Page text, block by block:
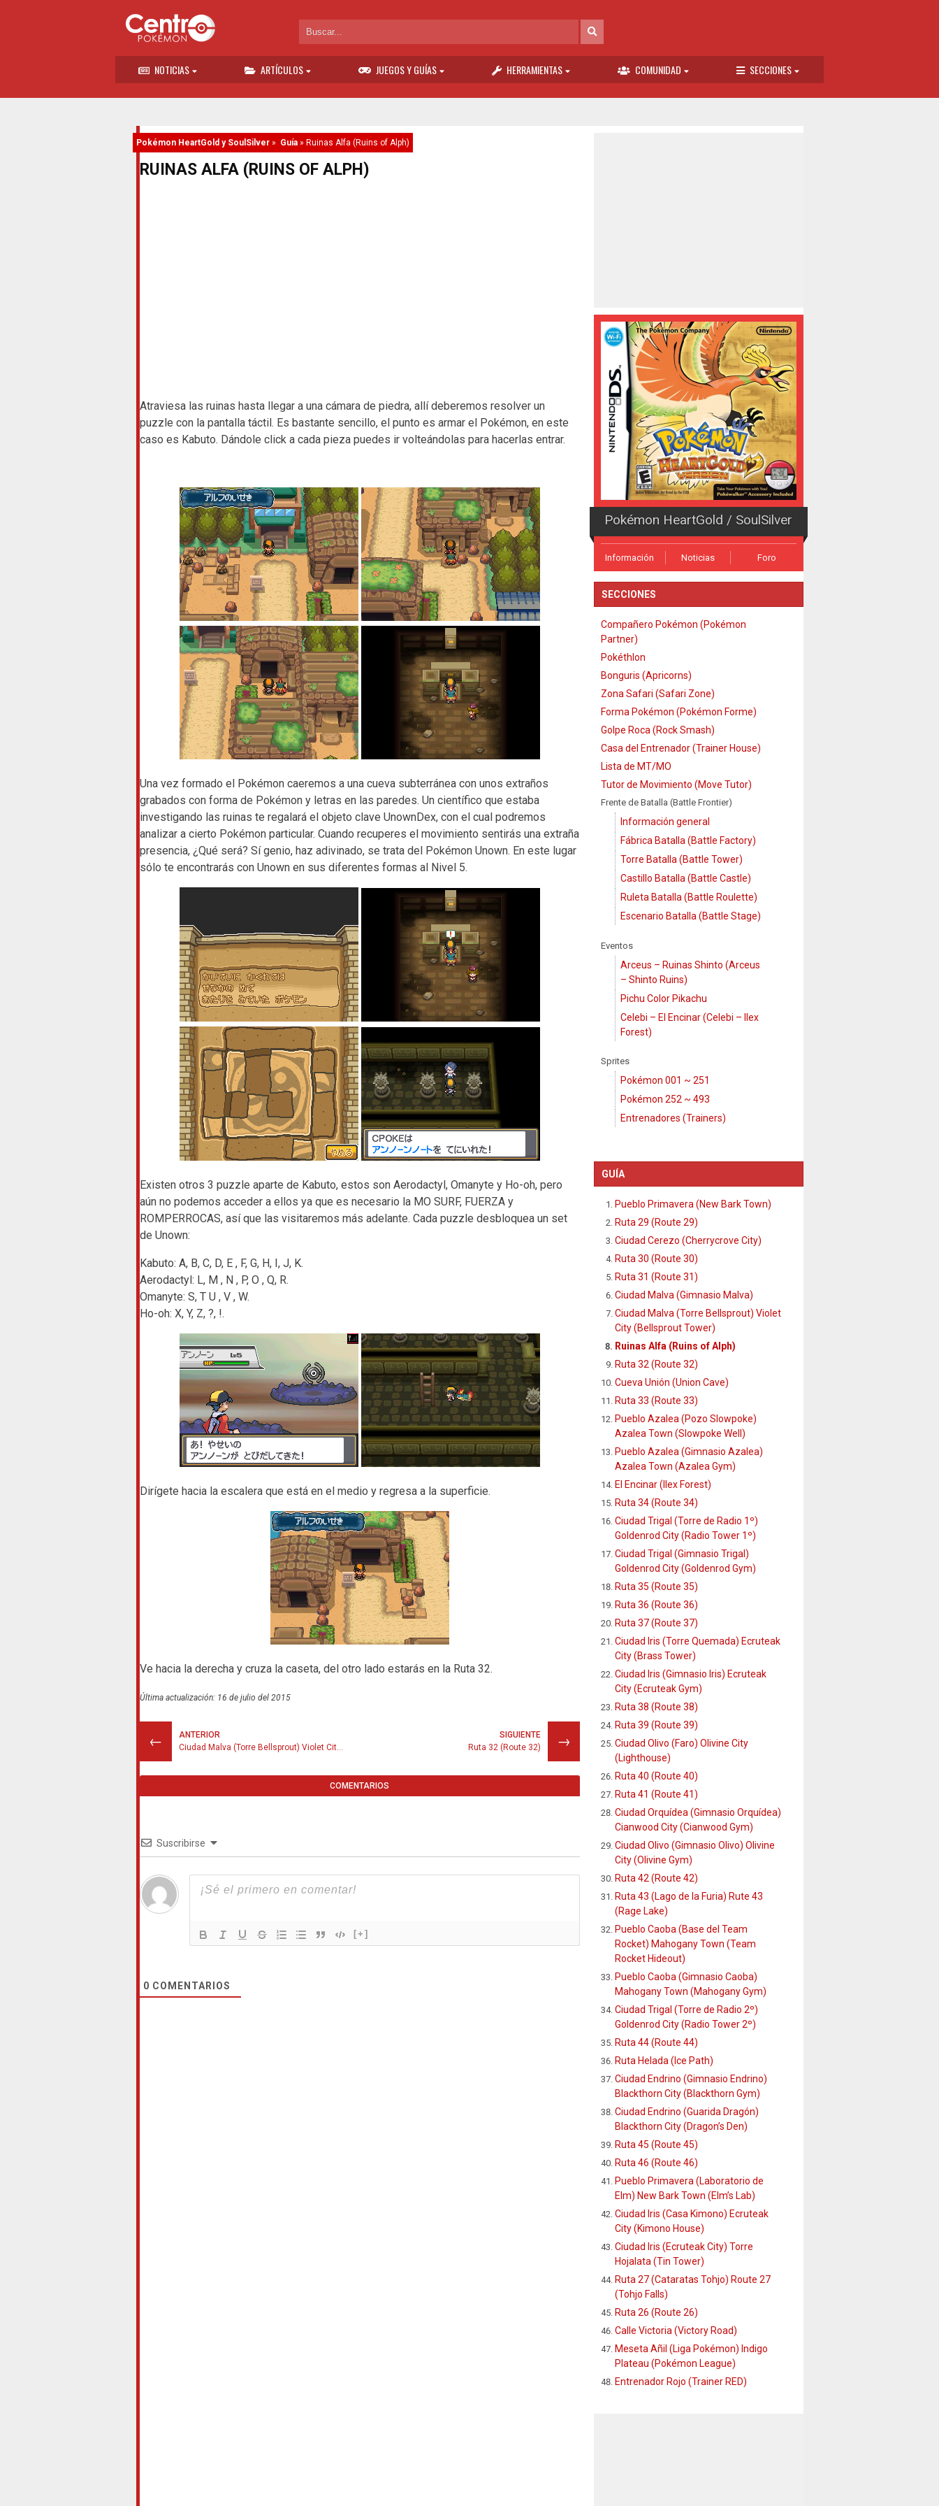
NOTICIAS ARTÍCULOS JUEGOS Y GUÍAS HERRAMIENTAS COMUNIDAD SECCIONES
Pokémon HeartGold y SoulSilver» Guía» Ruinas Alfa (Ruins of Alph)
RUINAS ALFA (RUINS OF ALPH)
Atraviesa las ruinas hasta llegar a una cámara de piedra, allí deberemos resolver un
puzzle con la pantalla táctil. Es bastante sencillo, el punto es armar el Pokémon, en este
caso es Kabuto. Dándole click a cada pieza puedes ir volteándolas para hacerlas entrar.
Una vez formado el Pokémon caeremos a una cueva subterránea con unos extraños
grabados con forma de Pokémon y letras en las paredes. Un científico que estaba
investigando las ruinas te regalará el objeto clave UnownDex, con el cual podremos
analizar a cierto Pokémon particular. Cuando recuperes el movimiento sentirás una extraña
presencia, ¿Qué será? Sí genio, haz adivinado, se trata del Pokémon Unown. En este lugar
sólo te encontrarás con Unown en sus diferentes formas al Nivel 5.
Existen otros 3 puzzle aparte de Kabuto, estos son Aerodactyl, Omanyte y Ho-oh, pero
aún no podemos acceder a ellos ya que es necesario la MO SURF, FUERZA y
ROMPERROCAS, así que las visitaremos más adelante. Cada puzzle desbloquea un set
de Unown:
Kabuto: A, B, C, D, E , F, G, H, I, J, K.
Aerodactyl: L, M , N , P, O , Q, R.
Omanyte: S, T U , V , W.
Ho-oh: X, Y, Z, ?, !.
Dirígete hacia la escalera que está en el medio y regresa a la superficie.
Ve hacia la derecha y cruza la caseta, del otro lado estarás en la Ruta 32.
Última actualización: 16 de julio del 2015
←
ANTERIOR
Ciudad Malva (Torre Bellsprout) Violet City (Bellsprout Tower)
→
SIGUIENTE
Ruta 32 (Route 32)
COMENTARIOS
Suscribirse
[+]
0 COMENTARIOS
Pokémon HeartGold / SoulSilver
Información Noticias Foro
SECCIONES
Compañero Pokémon (Pokémon
Partner)
Pokéthlon
Bonguris (Apricorns)
Zona Safari (Safari Zone)
Forma Pokémon (Pokémon Forme)
Golpe Roca (Rock Smash)
Casa del Entrenador (Trainer House)
Lista de MT/MO
Tutor de Movimiento (Move Tutor)
Frente de Batalla (Battle Frontier)
Información general
Fábrica Batalla (Battle Factory)
Torre Batalla (Battle Tower)
Castillo Batalla (Battle Castle)
Ruleta Batalla (Battle Roulette)
Escenario Batalla (Battle Stage)
Eventos
Arceus – Ruinas Shinto (Arceus
– Shinto Ruins)
Pichu Color Pikachu
Celebi – El Encinar (Celebi – Ilex
Forest)
Sprites
Pokémon 001 ~ 251
Pokémon 252 ~ 493
Entrenadores (Trainers)
GUÍA
Pueblo Primavera (New Bark Town)
Ruta 29 (Route 29)
Ciudad Cerezo (Cherrycrove City)
Ruta 30 (Route 30)
Ruta 31 (Route 31)
Ciudad Malva (Gimnasio Malva)
Ciudad Malva (Torre Bellsprout) Violet
City (Bellsprout Tower)
Ruinas Alfa (Ruins of Alph)
Ruta 32 (Route 32)
Cueva Unión (Union Cave)
Ruta 33 (Route 33)
Pueblo Azalea (Pozo Slowpoke)
Azalea Town (Slowpoke Well)
Pueblo Azalea (Gimnasio Azalea)
Azalea Town (Azalea Gym)
El Encinar (Ilex Forest)
Ruta 34 (Route 34)
Ciudad Trigal (Torre de Radio 1º)
Goldenrod City (Radio Tower 1º)
Ciudad Trigal (Gimnasio Trigal)
Goldenrod City (Goldenrod Gym)
Ruta 35 (Route 35)
Ruta 36 (Route 36)
Ruta 37 (Route 37)
Ciudad Iris (Torre Quemada) Ecruteak
City (Brass Tower)
Ciudad Iris (Gimnasio Iris) Ecruteak
City (Ecruteak Gym)
Ruta 38 (Route 38)
Ruta 39 (Route 39)
Ciudad Olivo (Faro) Olivine City
(Lighthouse)
Ruta 40 (Route 40)
Ruta 41 (Route 41)
Ciudad Orquídea (Gimnasio Orquídea)
Cianwood City (Cianwood Gym)
Ciudad Olivo (Gimnasio Olivo) Olivine
City (Olivine Gym)
Ruta 42 (Route 42)
Ruta 43 (Lago de la Furia) Rute 43
(Rage Lake)
Pueblo Caoba (Base del Team
Rocket) Mahogany Town (Team
Rocket Hideout)
Pueblo Caoba (Gimnasio Caoba)
Mahogany Town (Mahogany Gym)
Ciudad Trigal (Torre de Radio 2º)
Goldenrod City (Radio Tower 2º)
Ruta 44 (Route 44)
Ruta Helada (Ice Path)
Ciudad Endrino (Gimnasio Endrino)
Blackthorn City (Blackthorn Gym)
Ciudad Endrino (Guarida Dragón)
Blackthorn City (Dragon’s Den)
Ruta 45 (Route 45)
Ruta 46 (Route 46)
Pueblo Primavera (Laboratorio de
Elm) New Bark Town (Elm’s Lab)
Ciudad Iris (Casa Kimono) Ecruteak
City (Kimono House)
Ciudad Iris (Ecruteak City) Torre
Hojalata (Tin Tower)
Ruta 27 (Cataratas Tohjo) Route 27
(Tohjo Falls)
Ruta 26 (Route 26)
Calle Victoria (Victory Road)
Meseta Añil (Liga Pokémon) Indigo
Plateau (Pokémon League)
Entrenador Rojo (Trainer RED)